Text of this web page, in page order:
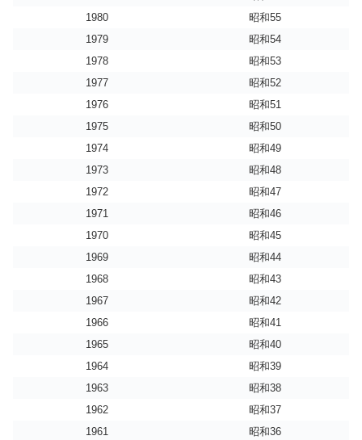
1980
昭和55
1979
昭和54
1978
昭和53
1977
昭和52
1976
昭和51
1975
昭和50
1974
昭和49
1973
昭和48
1972
昭和47
1971
昭和46
1970
昭和45
1969
昭和44
1968
昭和43
1967
昭和42
1966
昭和41
1965
昭和40
1964
昭和39
1963
昭和38
1962
昭和37
1961
昭和36